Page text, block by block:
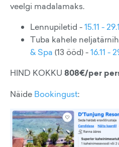
veelgi madalamaks.
Lennupiletid -15.11 -
Tuba kahele
& Spa (13 ööd) -16.11 -
HIND KOKKU 808€/per
Näide Bookingust: